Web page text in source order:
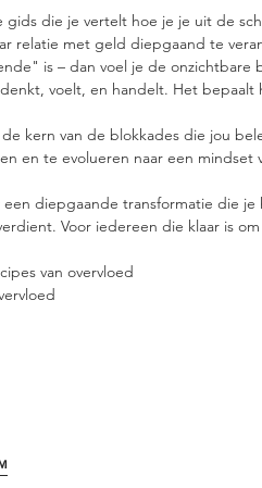
die je vertelt hoe je je uit de
relatie met geld diepgaand te
is – dan voel je de
voelt, en handelt. Het bepaalt
kern van de blokkades die jou
en te evolueren naar een mindset
diepgaande transformatie die
Voor iedereen die klaar is
van overvloed